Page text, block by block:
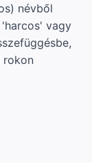
névből
'harcos' vagy
rokon